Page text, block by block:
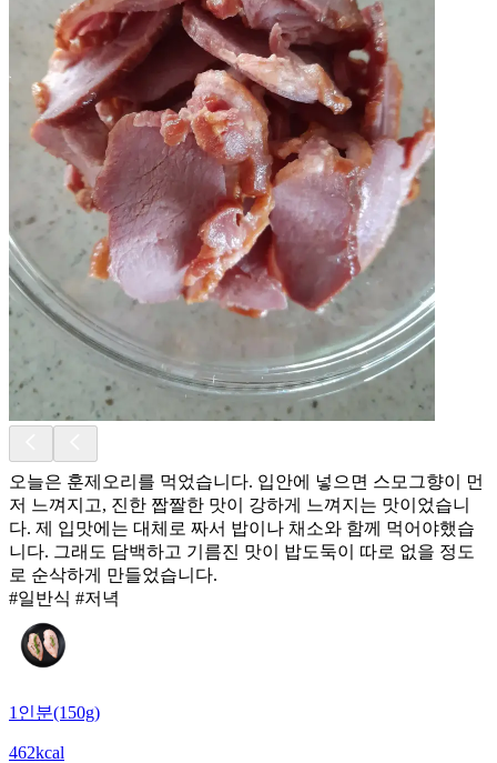
오늘은 훈제오리를 먹었습니다. 입안에 넣으면 스모그향이 먼
저 느껴지고, 진한 짭짤한 맛이 강하게 느껴지는 맛이었습니
다. 제 입맛에는 대체로 짜서 밥이나 채소와 함께 먹어야했습
니다. 그래도 담백하고 기름진 맛이 밥도둑이 따로 없을 정도
로 순삭하게 만들었습니다.
#일반식 #저녁
1인분(150g)
462kcal